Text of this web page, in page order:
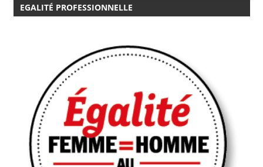
EGALITÉ PROFESSIONNELLE